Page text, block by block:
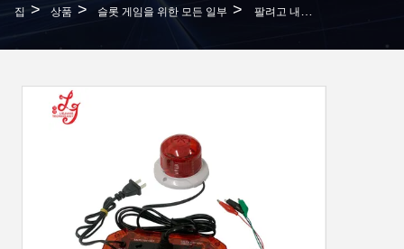
집 > 상품 > 슬롯 게임을 위한 모든 일부 > 팔려고 내놓 슬롯 게임 생선 게임기 미국 룰렛 화재 링크 기계를 위한 반대 도난 장치